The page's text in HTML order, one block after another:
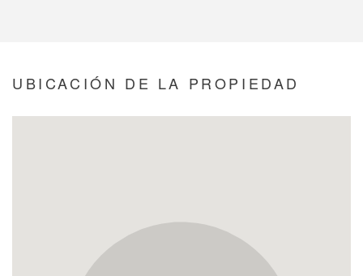
UBICACIÓN DE LA PROPIEDAD